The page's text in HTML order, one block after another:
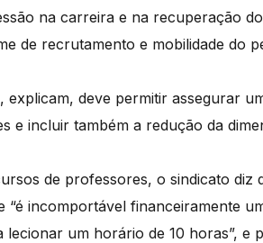
na carreira e na recuperação
de recrutamento e mobilidade do
explicam, deve permitir assegurar
e incluir também a redução da
de professores, o sindicato diz
“é incomportável financeiramente
lecionar um horário de 10 horas”, e